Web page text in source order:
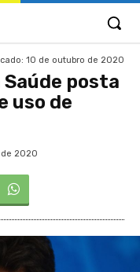
10 de outubro de 2020
Saúde posta
uso de
de 2020